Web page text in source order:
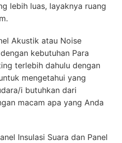
lebih luas, layaknya ruang
Akustik atau Noise
kebutuhan Para
terlebih dahulu dengan
mengetahui yang
i butuhkan dari
macam apa yang Anda
Insulasi Suara dan Panel